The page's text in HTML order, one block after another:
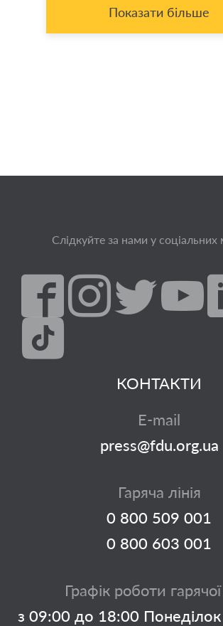
Показати більше
Слідкуйте за нами у
КОНТАКТИ
E-mail
press@fdu.org.ua
Гаряча лінія
0 800 509 001
0 800 603 001
Графік роботи гарячої
з 09:00 до 18:00